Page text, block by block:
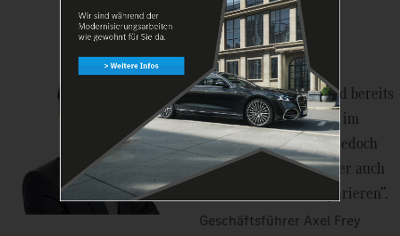
“In unserer Region sind bereits
viele Wasserstoffbusse im
Einsatz, bisher war es jedoch
nicht möglich, diese hier auch
zu warten oder zu reparieren”.
Geschäftsführer Axel Frey